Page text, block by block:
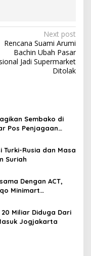
Next post
Rencana Suami Arumi
Bachin Ubah Pasar
Jadi Supermarket
Ditolak
Sembako di
Pos Penjagaan
Leste
Turki-Rusia dan Masa
Suriah
Dengan ACT,
Minimart
20 Miliar Diduga Dari
Jogjakarta